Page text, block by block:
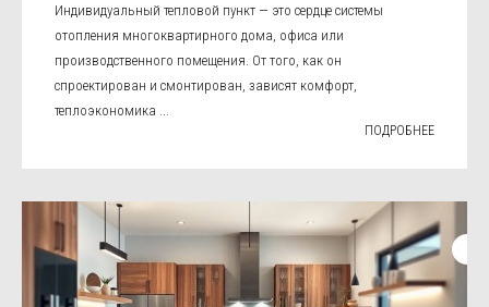
Индивидуальный тепловой пункт — это сердце системы
отопления многоквартирного дома, офиса или
производственного помещения. От того, как он
спроектирован и смонтирован, зависят комфорт,
теплоэкономика ...
ПОДРОБНЕЕ